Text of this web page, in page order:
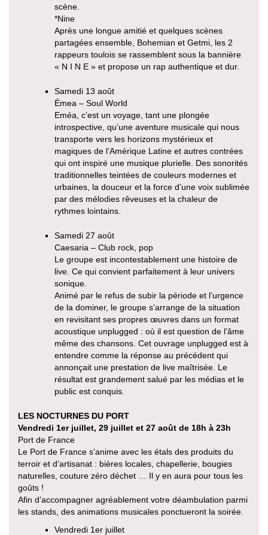
scène.
*Nine
Après une longue amitié et quelques scènes
partagées ensemble, Bohemian et Getmi, les 2
rappeurs toulois se rassemblent sous la bannière
« N I N E » et propose un rap authentique et dur.
Samedi 13 août
Émea – Soul World
Eméa, c’est un voyage, tant une plongée
introspective, qu’une aventure musicale qui nous
transporte vers les horizons mystérieux et
magiques de l’Amérique Latine et autres contrées
qui ont inspiré une musique plurielle. Des sonorités
traditionnelles teintées de couleurs modernes et
urbaines, la douceur et la force d’une voix sublimée
par des mélodies rêveuses et la chaleur de
rythmes lointains.
Samedi 27 août
Caesaria – Club rock, pop
Le groupe est incontestablement une histoire de
live. Ce qui convient parfaitement à leur univers
sonique.
Animé par le refus de subir la période et l’urgence
de la dominer, le groupe s’arrange de la situation
en revisitant ses propres œuvres dans un format
acoustique unplugged : où il est question de l’âme
même des chansons. Cet ouvrage unplugged est à
entendre comme la réponse au précédent qui
annonçait une prestation de live maîtrisée. Le
résultat est grandement salué par les médias et le
public est conquis.
LES NOCTURNES DU PORT
Vendredi 1er juillet, 29 juillet et 27 août de 18h à 23h
Port de France
Le Port de France s’anime avec les étals des produits du
terroir et d’artisanat : bières locales, chapellerie, bougies
naturelles, couture zéro déchet … Il y en aura pour tous les
goûts !
Afin d’accompagner agréablement votre déambulation parmi
les stands, des animations musicales ponctueront la soirée.
Vendredi 1er juillet